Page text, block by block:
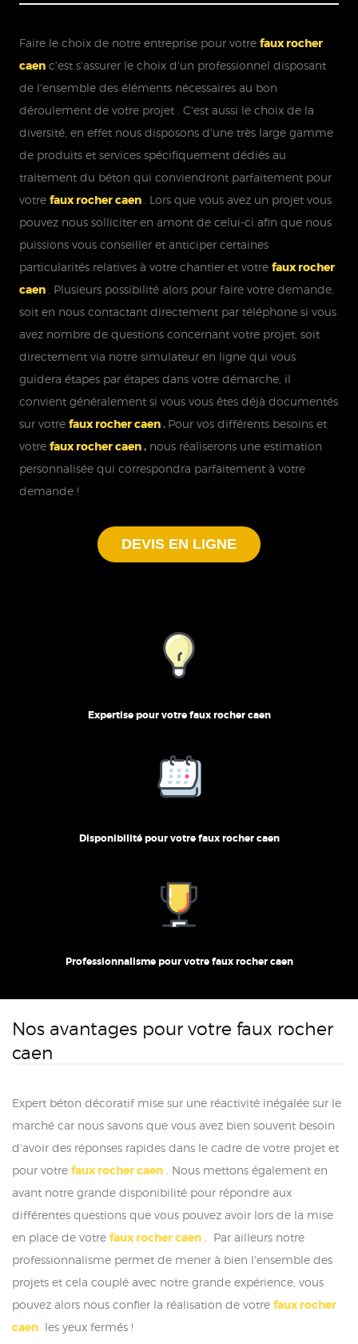
Faire le choix de notre entreprise pour votre faux rocher
caenc'est s'assurer le choix d'un professionnel disposant
de l'ensemble des éléments nécessaires au bon
déroulement de votre projet . C'est aussi le choix de la
diversité, en effet nous disposons d'une très large gamme
de produits et services spécifiquement dédiés au
traitement du béton qui conviendront parfaitement pour
votre faux rocher caen
. Lors que vous avez un projet vous
pouvez nous solliciter en amont de celui-ci afin que nous
puissions vous conseiller et anticiper certaines
particularités relatives à votre chantier et votre faux rocher
caen
. Plusieurs possibilité alors pour faire votre demande,
soit en nous contactant directement par téléphone si vous
avez nombre de questions concernant votre projet, soit
directement via notre simulateur en ligne qui vous
guidera étapes par étapes dans votre démarche, il
convient généralement si vous vous êtes déjà documentés
sur votre faux rocher caen. Pour vos différents besoins et
votre faux rocher caen,nous réaliserons une estimation
personnalisée qui correspondra parfaitement à votre
demande !
DEVIS EN LIGNE
Expertise pour votre faux rocher caen
Disponibilité pour votre faux rocher caen
Professionnalisme pour votre faux rocher caen
Nos avantages pour votre faux rocher
caen
Expert béton décoratif mise sur une réactivité inégalée sur le
marché car nous savons que vous avez bien souvent besoin
d'avoir des réponses rapides dans le cadre de votre projet et
pour votre faux rocher caen . Nous mettons également en
avant notre grande disponibilité pour répondre aux
différentes questions que vous pouvez avoir lors de la mise
en place de votre faux rocher caen . Par ailleurs notre
professionnalisme permet de mener à bien l'ensemble des
projets et cela couplé avec notre grande expérience, vous
pouvez alors nous confier la réalisation de votre faux rocher
caen les yeux fermés !